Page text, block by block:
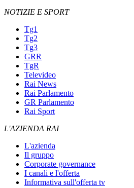
NOTIZIE E SPORT
Tg1
Tg2
Tg3
GRR
TgR
Televideo
Rai News
Rai Parlamento
GR Parlamento
Rai Sport
L'AZIENDA RAI
L'azienda
Il gruppo
Corporate governance
I canali e l'offerta
Informativa sull'offerta tv